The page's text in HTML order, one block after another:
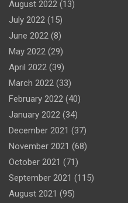
August 2022 (13)
July 2022 (15)
June 2022 (8)
May 2022 (29)
April 2022 (39)
March 2022 (33)
February 2022 (40)
January 2022 (34)
December 2021 (37)
November 2021 (68)
October 2021 (71)
September 2021 (115)
August 2021 (95)